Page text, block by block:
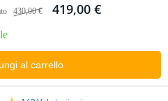
430,00 € 419,00 €
al carrello